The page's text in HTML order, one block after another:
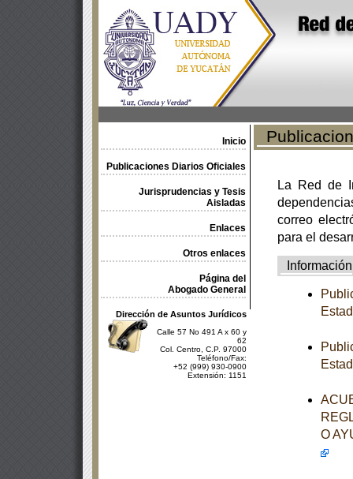
Inicio
Publicaciones Diarios Oficiales
Jurisprudencias y Tesis
Aisladas
Enlaces
Otros enlaces
Página del
Abogado General
Dirección de Asuntos Jurídicos
Calle 57 No 491 A x 60 y
62
Col. Centro, C.P. 97000
Teléfono/Fax:
+52 (999) 930-0900
Extensión: 1151
La Red de
correo
para el
Información
O